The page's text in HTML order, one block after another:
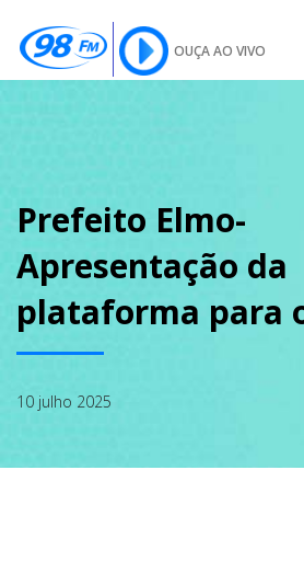
OUÇA AO VIVO
SOBRE
NOTÍCIAS
Prefeito Elmo-
Apresentação da
plataforma para
10 julho 2025